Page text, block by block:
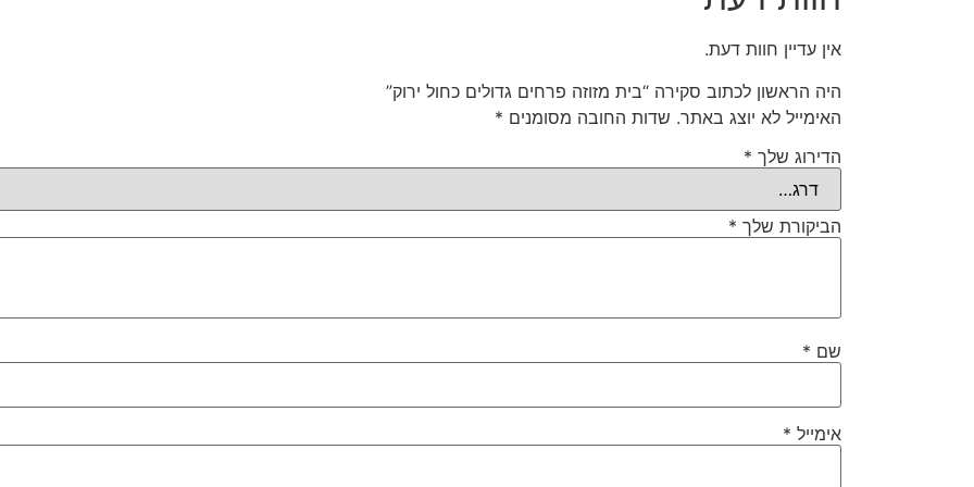
אין עדיין חוות דעת.
היה הראשון לכתוב סקירה “בית מזוזה פרחים גדולים כחול ירוק”
האימייל לא יוצג באתר. שדות החובה מסומנים *
הדירוג שלך *
הביקורת שלך *
שם *
אימייל *